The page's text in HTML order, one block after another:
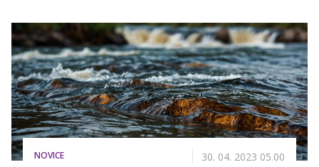
najbolj priljubljenih oblik rekreacije, ki ima številne
koristi za naše telo, zdravje in počutje. Tudi če ste se
do sedaj teku izogibale, lahko s pravilnim pristopom in
tehniko, konsistenco ter postopnim povečevanjem
intenzivnosti treningov svojo tekaško formo izboljšate
do te mere, da boste že čez nekaj tednov lahko brez
večjih naporov pretekle svojo prvo 'desetko'. Ste
pripravljene?
NOVICE 30. 04. 2023 05.00